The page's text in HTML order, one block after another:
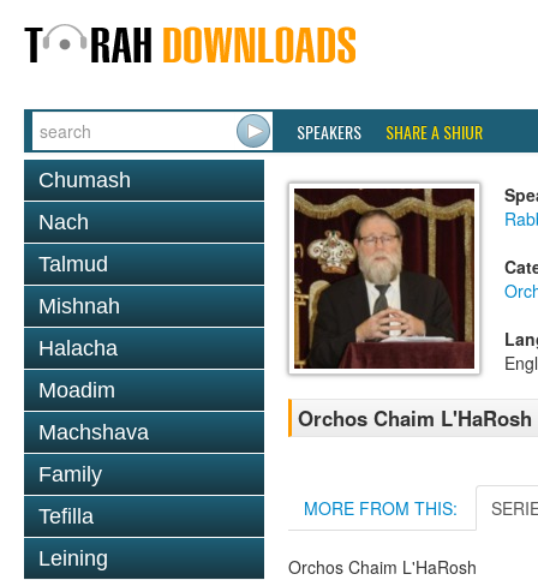
SPEAKERS SHARE A SHIUR
Chumash
Nach
Talmud
Mishnah
Halacha
Moadim
Machshava
Family
Tefilla
Leining
Orchos Chaim
MORE FROM THIS:
Orchos Chaim L'HaRosh